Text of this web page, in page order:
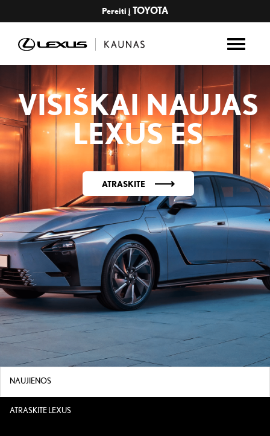
Pereiti į TOYOTA
VISIŠKAI NAUJAS
LEXUS ES
ATRASKITE
NAUJIENOS
ATRASKITE LEXUS